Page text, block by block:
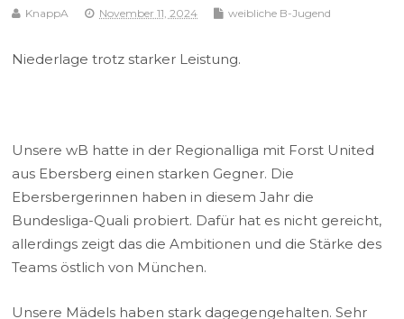
KnappA November 11, 2024 weibliche B-Jugend
Niederlage trotz starker Leistung.
Unsere wB hatte in der Regionalliga mit Forst United
aus Ebersberg einen starken Gegner. Die
Ebersbergerinnen haben in diesem Jahr die
Bundesliga-Quali probiert. Dafür hat es nicht gereicht,
allerdings zeigt das die Ambitionen und die Stärke des
Teams östlich von München.
Unsere Mädels haben stark dagegengehalten. Sehr